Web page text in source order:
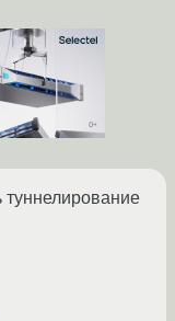
туннелирование